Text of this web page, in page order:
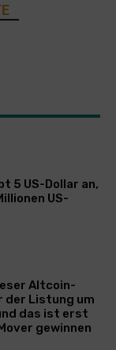
5 US-Dollar an,
US-
Altcoin-
der Listung um
das ist erst
gewinnen